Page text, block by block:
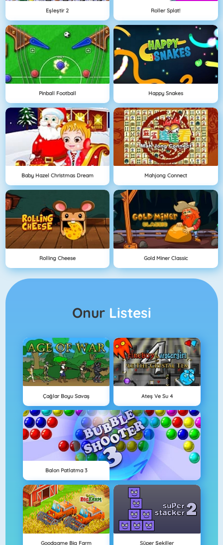
Eşleştir 2 Roller Splat!
Pinball Football Happy Snakes
Baby Hazel Christmas Dream Mahjong Connect
Rolling Cheese Gold Miner Classic
Onur Listesi
Çağlar Boyu Savaş Ateş Ve Su 4
Balon Patlatma 3
Goodgame Big Farm Süper Şekiller